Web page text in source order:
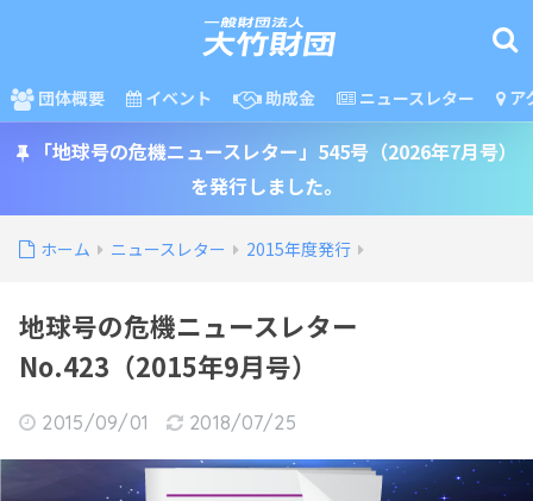
団体概要 イベント 助成金 ニュースレター ア
「地球号の危機ニュースレター」545号（2026年7月号）
を発行しました。
ホーム ニュースレター 2015年度発行
地球号の危機ニュースレター
No.423（2015年9月号）
2015/09/01 2018/07/25